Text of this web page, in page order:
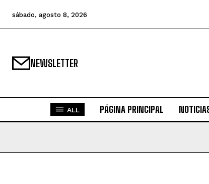
sábado, agosto 8, 2026
NEWSLETTER
ALL PÁGINA PRINCIPAL